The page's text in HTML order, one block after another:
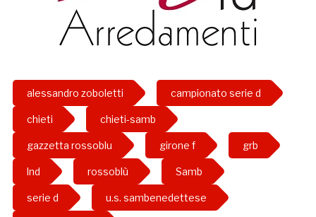
alessandro zoboletti campionato serie d
chieti chieti-samb
gazzetta rossoblu girone f grb
lnd rossoblù Samb
serie d u.s. sambenedettese